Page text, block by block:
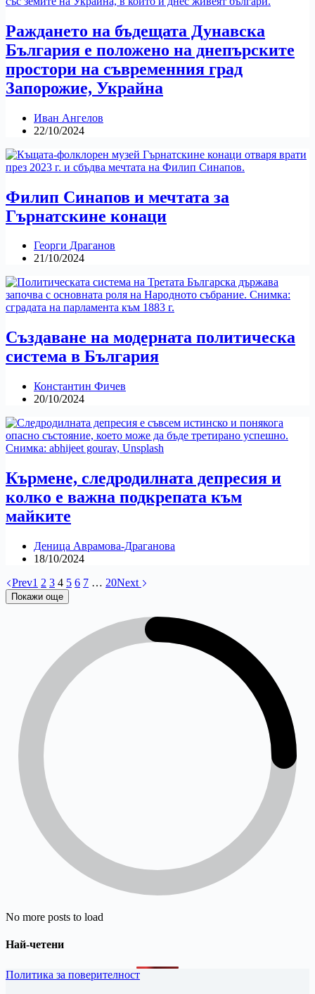
Раждането на бъдещата Дунавска
България е положено на днепърските
простори на съвременния град
Запорожие, Украйна
Иван Ангелов
22/10/2024
Филип Синапов и мечтата за
Гърнатскине конаци
Георги Драганов
21/10/2024
Създаване на модерната политическа
система в България
Константин Фичев
20/10/2024
Кърмене, следродилната депресия и
колко е важна подкрепата към
майките
Деница Аврамова-Драганова
18/10/2024
Prev1 2 3 4 5 6 7 … 20Next
Покажи още
No more posts to load
Най-четени
Политика за поверителност